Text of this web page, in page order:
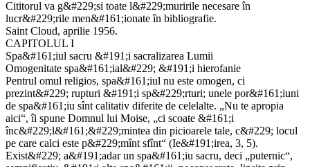
Cititorul va g&#229;si toate l&#229;muririle necesare în
lucr&#229;rile men&#161;ionate în bibliografie.
Saint Cloud, aprilie 1956.
CAPITOLUL I
Spa&#161;iul sacru &#191;i sacralizarea Lumii
Omogenitate spa&#161;ial&#229; &#191;i hierofanie
Pentrul omul religios, spa&#161;iul nu este omogen, ci
prezint&#229; rupturi &#191;i sp&#229;rturi; unele por&#161;iuni
de spa&#161;iu sînt calitativ diferite de celelalte. „Nu te apropia
aici“, îi spune Domnul lui Moise, „ci scoate &#161;i
înc&#229;l&#161;&#229;mintea din picioarele tale, c&#229; locul
pe care calci este p&#229;mînt sfînt“ (Ie&#191;irea, 3, 5).
Exist&#229; a&#191;adar un spa&#161;iu sacru, deci „puternic“,